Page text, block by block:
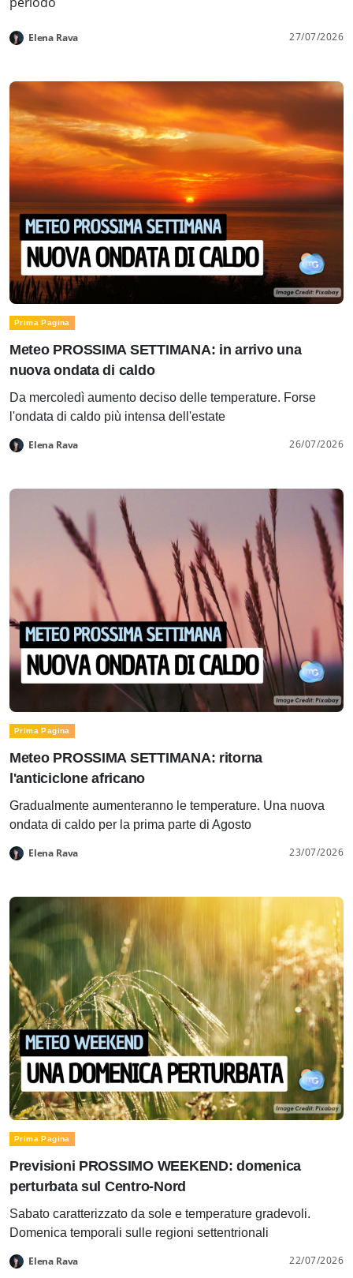
Elena Rava 27/07/2026
Prima Pagina
Meteo PROSSIMA SETTIMANA: in arrivo una
nuova ondata di caldo
Da mercoledì aumento deciso delle temperature. Forse
l'ondata di caldo più intensa dell'estate
Elena Rava 26/07/2026
Prima Pagina
Meteo PROSSIMA SETTIMANA: ritorna
l'anticiclone africano
Gradualmente aumenteranno le temperature. Una nuova
ondata di caldo per la prima parte di Agosto
Elena Rava 23/07/2026
Prima Pagina
Previsioni PROSSIMO WEEKEND: domenica
perturbata sul Centro-Nord
Sabato caratterizzato da sole e temperature gradevoli.
Domenica temporali sulle regioni settentrionali
Elena Rava 22/07/2026